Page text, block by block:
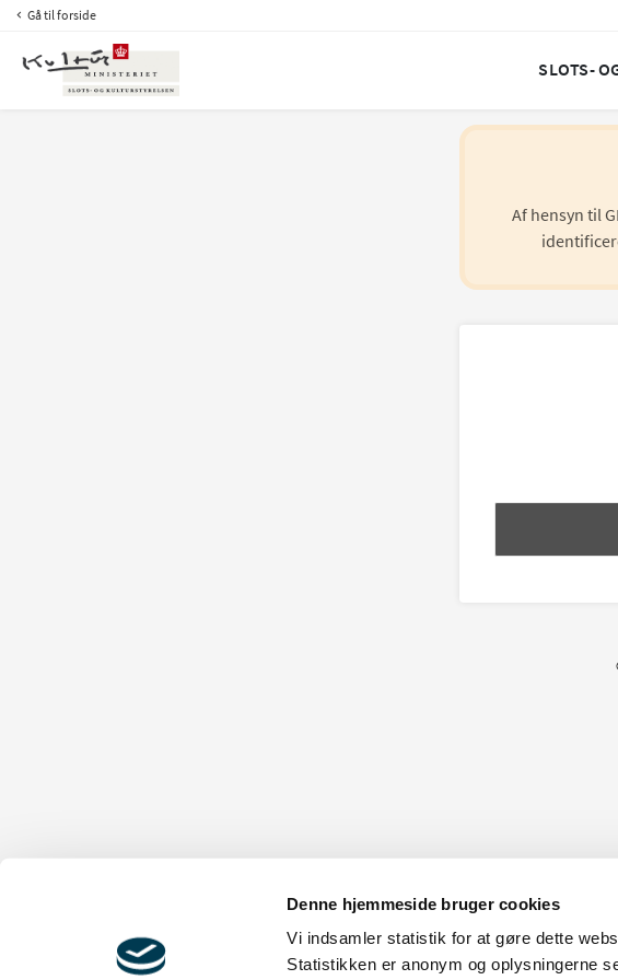
Denne hjemmeside bruger cookies
Vi indsamler statistik for at gøre dette
Statistikken er anonym og oplysningerne
Gå til forside
SLOTS-
Af hensyn til